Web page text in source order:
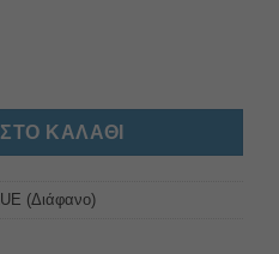
ΚΑΛΆΘΙ
(Διάφανο)